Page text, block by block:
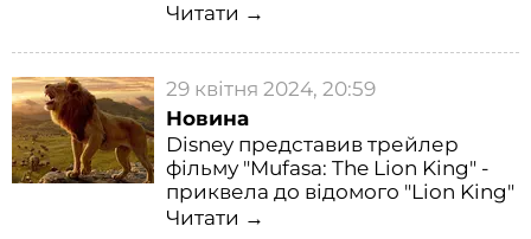
Читати →
29 квітня 2024, 20:59
Новина
Disney представив трейлер
фільму "Mufasa: The Lion King" -
приквела до відомого "Lion King"
Читати →